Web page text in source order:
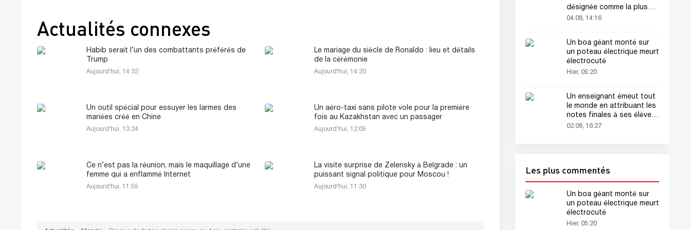
Actualités connexes
Habib serait l’un des combattants préférés de
Trump
Aujourd'hui, 14:32
Le mariage du siècle de Ronaldo : lieu et détails
de la cérémonie
Aujourd'hui, 14:20
Un outil spécial pour essuyer les larmes des
mariées créé en Chine
Aujourd'hui, 13:24
Un aéro-taxi sans pilote vole pour la première
fois au Kazakhstan avec un passager
Aujourd'hui, 12:05
Ce n’est pas la réunion, mais le maquillage d’une
femme qui a enflammé Internet
Aujourd'hui, 11:55
La visite surprise de Zelensky à Belgrade : un
puissant signal politique pour Moscou !
Aujourd'hui, 11:30
désignée comme la plus
belle femme du monde !
04.08, 14:16
Un boa géant monté sur
un poteau électrique meurt
électrocuté
Hier, 05:20
Un enseignant émeut tout
le monde en attribuant les
notes finales à ses élèves
avant sa mort
02.08, 16:27
Les plus commentés
Un boa géant monté sur
un poteau électrique meurt
électrocuté
Hier, 05:20